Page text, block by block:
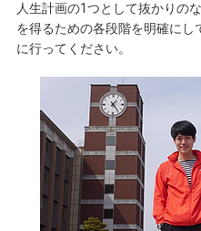
人生計画の1つとして抜かりの
を得るための各段階を明確にし
に行ってください。